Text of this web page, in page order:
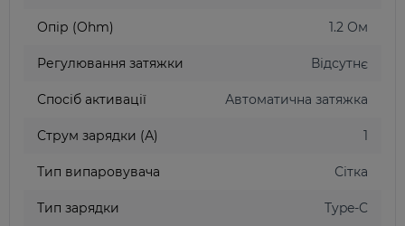
Опір (Ohm) 1.2 Ом
Регулювання затяжки Відсутнє
Спосіб активації Автоматична затяжка
Струм зарядки (А) 1
Тип випаровувача Сітка
Тип зарядки Type-C